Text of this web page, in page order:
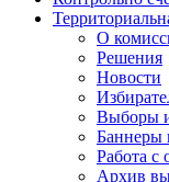
О
Решения
Новости
Выборы
Баннеры
Работа с
Архив